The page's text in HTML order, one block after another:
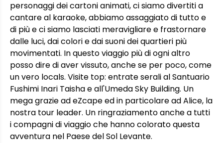
personaggi dei cartoni animati, ci siamo divertiti a
cantare al karaoke, abbiamo assaggiato di tutto e
di più e ci siamo lasciati meravigliare e frastornare
dalle luci, dai colori e dai suoni dei quartieri più
movimentati. In questo viaggio più di ogni altro
posso dire di aver vissuto, anche se per poco, come
un vero locals. Visite top: entrate serali al Santuario
Fushimi Inari Taisha e all'Umeda Sky Building. Un
mega grazie ad eZcape ed in particolare ad Alice, la
nostra tour leader. Un ringraziamento anche a tutti
i compagni di viaggio che hanno colorato questa
avventura nel Paese del Sol Levante.